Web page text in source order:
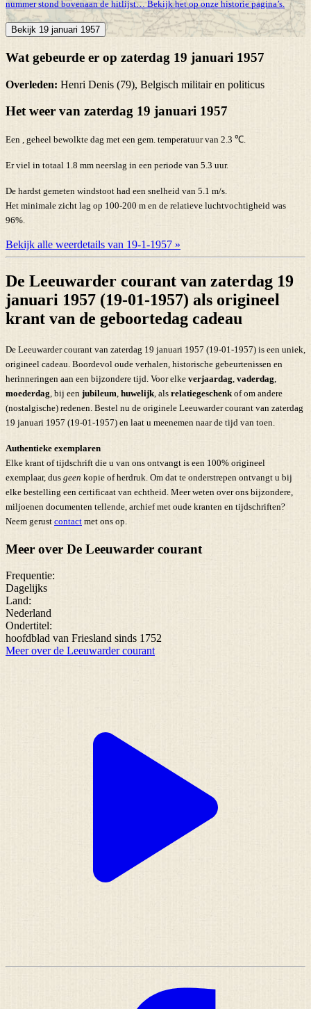
nummer stond bovenaan de hitlijst… Bekijk het op onze historie pagina’s.
Bekijk 19 januari 1957
Wat gebeurde er op zaterdag 19 januari 1957
Overleden: Henri Denis (79), Belgisch militair en politicus
Het weer van zaterdag 19 januari 1957
Een , geheel bewolkte dag met een gem. temperatuur van 2.3 ℃.
Er viel in totaal 1.8 mm neerslag in een periode van 5.3 uur.
De hardst gemeten windstoot had een snelheid van 5.1 m/s.
Het minimale zicht lag op 100-200 m en de relatieve luchtvochtigheid was
96%.
Bekijk alle weerdetails van 19-1-1957 »
De Leeuwarder courant van zaterdag 19
januari 1957 (19-01-1957) als origineel
krant van de geboortedag cadeau
De Leeuwarder courant van zaterdag 19 januari 1957 (19-01-1957) is een uniek,
origineel cadeau. Boordevol oude verhalen, historische gebeurtenissen en
herinneringen aan een bijzondere tijd. Voor elke verjaardag vaderdag
moederdag , bij een jubileum huwelijk , als relatiegeschenk of om andere
(nostalgische) redenen. Bestel nu de originele Leeuwarder courant van zaterdag
19 januari 1957 (19-01-1957) en laat u meenemen naar de tijd van toen.
Authentieke exemplaren
Elke krant of tijdschrift die u van ons ontvangt is een 100% origineel
exemplaar, dus geen kopie of herdruk. Om dat te onderstrepen ontvangt u bij
elke bestelling een certificaat van echtheid. Meer weten over ons bijzondere,
miljoenen documenten tellende, archief met oude kranten en tijdschriften?
Neem gerust contact met ons op.
Meer over De Leeuwarder courant
Frequentie:
Dagelijks
Land:
Nederland
Ondertitel:
hoofdblad van Friesland sinds 1752
Meer over de Leeuwarder courant